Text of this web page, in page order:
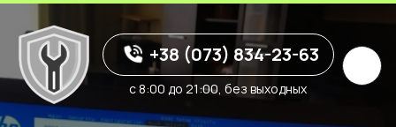
+38 (073) 834-23-63
с 8:00 до 21:00, без выходных